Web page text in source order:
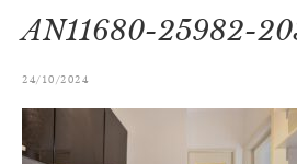
AN11680-25982-
24/10/2024